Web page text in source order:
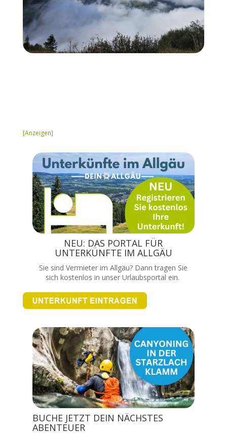
[Anzeigen]
NEU: DAS PORTAL FÜR
UNTERKÜNFTE IM ALLGÄU
Sie sind Vermieter im Allgäu? Dann tragen Sie
sich kostenlos in unser Urlaubsportal ein.
BUCHE JETZT DEIN NÄCHSTES
ABENTEUER